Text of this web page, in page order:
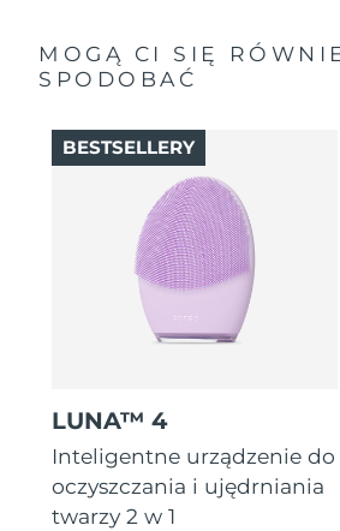
MOGĄ CI SIĘ
SPODOBAĆ
LUNA™ 4
Inteligentne urządzenie do
oczyszczania i ujędrniania
twarzy 2 w 1
BESTSELLERY